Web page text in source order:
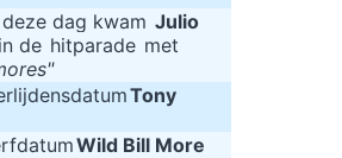
dag kwam Julio
de hitparade met
Tony
Wild Bill More